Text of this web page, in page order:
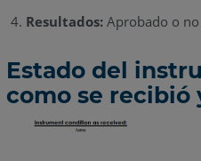
Resultados:Aprobado o no
Estado del
como se recibió